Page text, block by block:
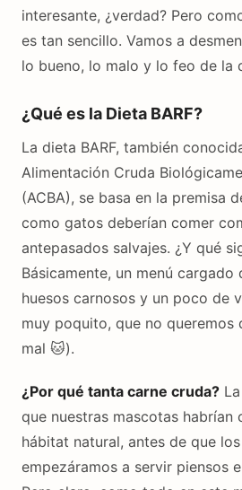
interesante, ¿verdad? Pero
es tan sencillo. Vamos a
lo bueno, lo malo y lo feo de la
¿Qué es la Dieta BARF?
La dieta BARF, también
Alimentación Cruda
(ACBA), se basa en la premisa
como gatos deberían comer
antepasados salvajes. ¿Y qué
Básicamente, un menú cargado
huesos carnosos y un poco de
muy poquito, que no queremos
mal 🐱).
¿Por qué tanta carne cruda?
que nuestras mascotas habrían
hábitat natural, antes de que
empezáramos a servir piensos